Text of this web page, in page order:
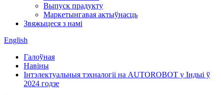
Выпуск прадукту
Маркетынгавая актыўнасць
Звяжыцеся з намі
English
Галоўная
Навіны
Інтэлектуальныя тэхналогіі на AUTOROBOT у Індыі ў
2024 годзе